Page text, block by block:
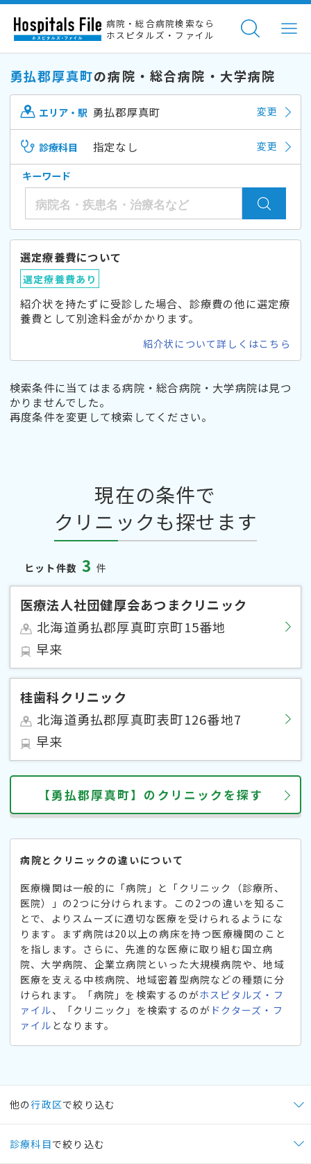
病院・総合病院検索なら
ホスピタルズ・ファイル
勇払郡厚真町の病院・総合病院・大学病院
エリア・駅 勇払郡厚真町 変更
診療科目 指定なし 変更
キーワード
選定療養費について
選定療養費あり
紹介状を持たずに受診した場合、診療費の他に選定療
養費として別途料金がかかります。
紹介状について詳しくはこちら
検索条件に当てはまる病院・総合病院・大学病院は見つ
かりませんでした。
再度条件を変更して検索してください。
現在の条件で
クリニックも探せます
ヒット件数 3 件
医療法人社団健厚会あつまクリニック
北海道勇払郡厚真町京町15番地
早来
桂歯科クリニック
北海道勇払郡厚真町表町126番地7
早来
【勇払郡厚真町】のクリニックを探す
病院とクリニックの違いについて
医療機関は一般的に「病院」と「クリニック（診療所、
医院）」の2つに分けられます。この2つの違いを知るこ
とで、よりスムーズに適切な医療を受けられるようにな
ります。まず病院は20以上の病床を持つ医療機関のこと
を指します。さらに、先進的な医療に取り組む国立病
院、大学病院、企業立病院といった大規模病院や、地域
医療を支える中核病院、地域密着型病院などの種類に分
けられます。「病院」を検索するのがホスピタルズ・フ
ァイル、「クリニック」を検索するのが ドクターズ・フ
ァイル となります。
他の行政区で絞り込む
診療科目で絞り込む